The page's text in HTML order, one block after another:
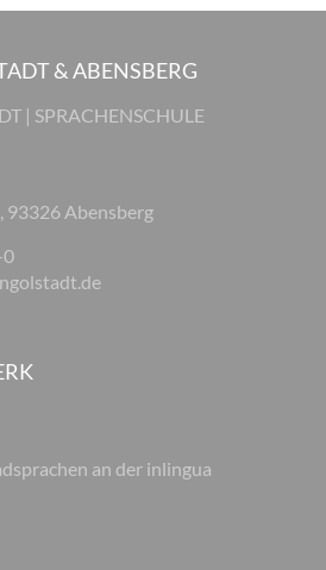
& ABENSBERG
| SPRACHENSCHULE
93326 Abensberg
0
an der inlingua